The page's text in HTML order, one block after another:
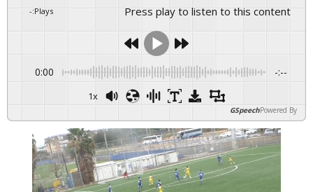
Press play to listen to this content
Plays
:
-
0:00 -:--
1x
Powered By
GSpeech